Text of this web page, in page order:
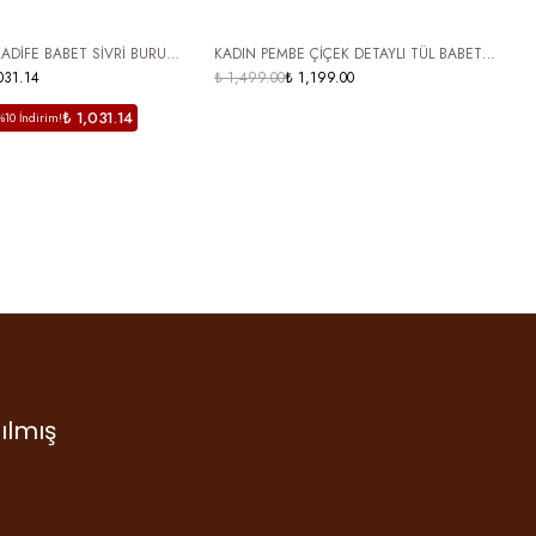
BABET SİVRİ BURUN
NERO
İndirim!₺ 1,031.14
ÜCRETSİZ KARGO
KADIN PEMBE ÇİÇEK DETAYLI TÜL BABET
AYAKKABI KADIN MARY JANE ŞEFFAF
₺ 1,499.00₺ 1,199.00